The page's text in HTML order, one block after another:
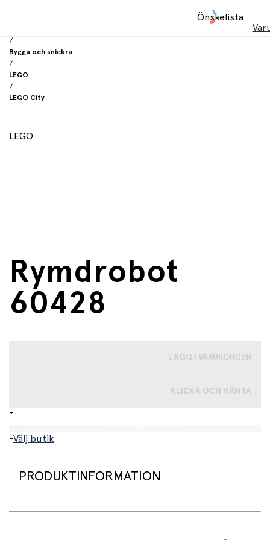
Önskelista
/
Bygga och snickra
/
LEGO
/
LEGO City
LEGO
Rymdrobot
60428
LÄGG I VARUKORGEN
KLICKA OCH HÄMTA
-Välj butik
PRODUKTINFORMATION